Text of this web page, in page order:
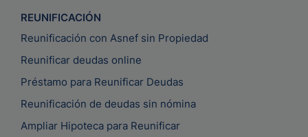
REUNIFICACIÓN
Reunificación con Asnef sin Propiedad
Reunificar deudas online
Préstamo para Reunificar Deudas
Reunificación de deudas sin nómina
Ampliar Hipoteca para Reunificar